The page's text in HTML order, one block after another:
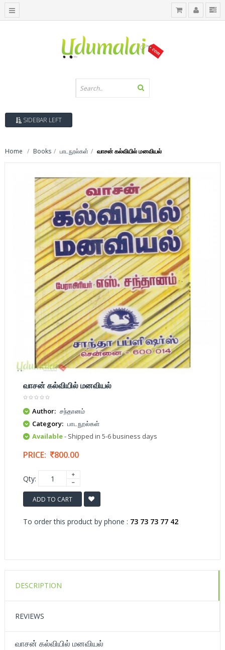
SIDEBAR LEFT
Home Books பாடநூல்கள் வாசன் கல்வியில் மனவியல்
வாசன் கல்வியில் மனவியல்
Author: சந்தானம்
Category: பாடநூல்கள்
Available- Shipped in 5-6 business days
PRICE: 800.00
Qty:
ADD TO CART
To order this product by phone : 73 73 73 77 42
DESCRIPTION
REVIEWS
வாசன் கல்வியில் மனவியல்